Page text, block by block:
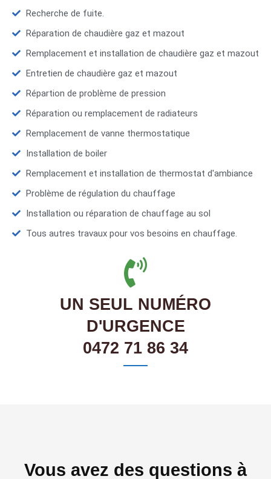
Recherche de fuite.
Réparation de chaudière gaz et mazout
Remplacement et installation de chaudière gaz et mazout
Entretien de chaudière gaz et mazout
Répartion de problème de pression
Réparation ou remplacement de radiateurs
Remplacement de vanne thermostatique
Installation de boiler
Remplacement et installation de thermostat d'ambiance
Problème de régulation du chauffage
Installation ou réparation de chauffage au sol
Tous autres travaux pour vos besoins en chauffage.
UN SEUL NUMÉRO
D'URGENCE
0472 71 86 34
Vous avez des questions à